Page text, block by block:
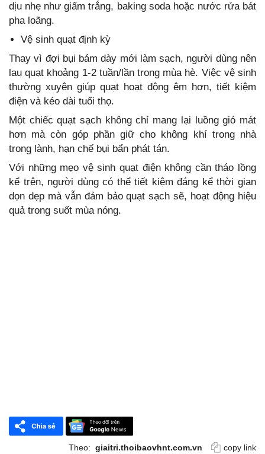
dịu nhẹ như giấm trắng, baking soda hoặc nước rửa bát
pha loãng.
Vệ sinh quạt định kỳ
Thay vì đợi bụi bám dày mới làm sạch, người dùng nên
lau quạt khoảng 1-2 tuần/lần trong mùa hè. Việc vệ sinh
thường xuyên giúp quạt hoạt động êm hơn, tiết kiệm
điện và kéo dài tuổi thọ.
Một chiếc quạt sạch không chỉ mang lại luồng gió mát
hơn mà còn góp phần giữ cho không khí trong nhà
trong lành, hạn chế bụi bẩn phát tán.
Với những mẹo vệ sinh quạt điện không cần tháo lồng
kể trên, người dùng có thể tiết kiệm đáng kể thời gian
dọn dẹp mà vẫn đảm bảo quạt sạch sẽ, hoạt động hiệu
quả trong suốt mùa nóng.
Theo: giaitri.thoibaovhnt.com.vn copy link